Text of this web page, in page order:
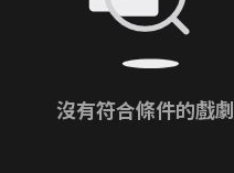
沒有符合條件的戲劇